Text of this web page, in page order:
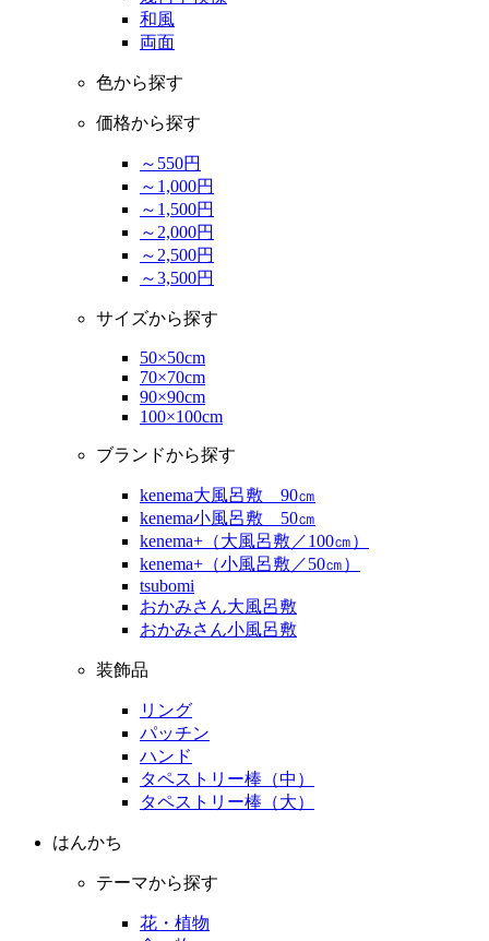
和風
両面
色から探す
価格から探す
～550円
～1,000円
～1,500円
～2,000円
～2,500円
～3,500円
サイズから探す
50×50cm
70×70cm
90×90cm
100×100cm
ブランドから探す
kenema大風呂敷 90㎝
kenema小風呂敷 50㎝
kenema+（大風呂敷／100㎝）
kenema+（小風呂敷／50㎝）
tsubomi
おかみさん大風呂敷
おかみさん小風呂敷
装飾品
リング
パッチン
ハンド
タペストリー棒（中）
タペストリー棒（大）
はんかち
テーマから探す
花・植物